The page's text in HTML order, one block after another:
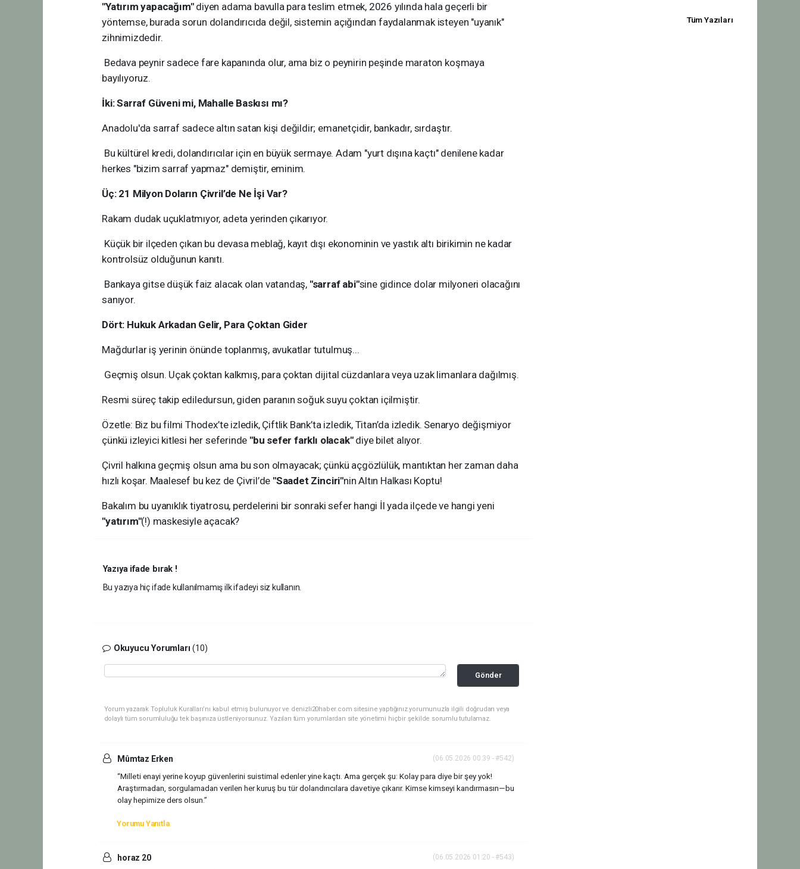
​"Yatırım yapacağım" diyen adama bavulla para teslim etmek, 2026 yılında hala geçerli bir
yöntemse, burada sorun dolandırıcıda değil, sistemin açığından faydalanmak isteyen "uyanık"
zihnimizdedir.
Bedava peynir sadece fare kapanında olur, ama biz o peynirin peşinde maraton koşmaya
bayılıyoruz.
​İki: Sarraf Güveni mi, Mahalle Baskısı mı?
​Anadolu'da sarraf sadece altın satan kişi değildir; emanetçidir, bankadır, sırdaştır.
Bu kültürel kredi, dolandırıcılar için en büyük sermaye. Adam "yurt dışına kaçtı" denilene kadar
herkes "bizim sarraf yapmaz" demiştir, eminim.
​Üç: 21 Milyon Doların Çivril’de Ne İşi Var?
​Rakam dudak uçuklatmıyor, adeta yerinden çıkarıyor.
Küçük bir ilçeden çıkan bu devasa meblağ, kayıt dışı ekonominin ve yastık altı birikimin ne kadar
kontrolsüz olduğunun kanıtı.
Bankaya gitse düşük faiz alacak olan vatandaş, "sarraf abi"sine gidince dolar milyoneri olacağını
sanıyor.
​Dört: Hukuk Arkadan Gelir, Para Çoktan Gider
​Mağdurlar iş yerinin önünde toplanmış, avukatlar tutulmuş...
Geçmiş olsun. Uçak çoktan kalkmış, para çoktan dijital cüzdanlara veya uzak limanlara dağılmış.
Resmi süreç takip ediledursun, giden paranın soğuk suyu çoktan içilmiştir.
​Özetle: Biz bu filmi Thodex’te izledik, Çiftlik Bank’ta izledik, Titan’da izledik. Senaryo değişmiyor
çünkü izleyici kitlesi her seferinde "bu sefer farklı olacak" diye bilet alıyor.
Çivril halkına geçmiş olsun ama bu son olmayacak; çünkü açgözlülük, mantıktan her zaman daha
hızlı koşar. Maalesef bu kez de Çivril’de "Saadet Zinciri"nin Altın Halkası Koptu!
Bakalım bu uyanıklık tiyatrosu, perdelerini bir sonraki sefer hangi İl yada ilçede ve hangi yeni
"yatırım"(!) maskesiyle açacak?
Yazıya ifade bırak !
Bu yazıya hiç ifade kullanılmamış ilk ifadeyi siz kullanın.
Okuyucu Yorumları(10)
Gönder
Yorum yazarak Topluluk Kuralları’nı kabul etmiş bulunuyor ve denizli20haber.com sitesine yaptığınız yorumunuzla ilgili doğrudan veya
dolaylı tüm sorumluluğu tek başınıza üstleniyorsunuz. Yazılan tüm yorumlardan site yönetimi hiçbir şekilde sorumlu tutulamaz.
Mûmtaz Erken (06.05.2026 00:39 - #542)
“Milleti enayi yerine koyup güvenlerini suistimal edenler yine kaçtı. Ama gerçek şu: Kolay para diye bir şey yok!
Araştırmadan, sorgulamadan verilen her kuruş bu tür dolandırıcılara davetiye çıkarır. Kimse kimseyi kandırmasın—bu
olay hepimize ders olsun.”
Yorumu Yanıtla
horaz 20 (06.05.2026 01:20 - #543)
Tüm Yazıları